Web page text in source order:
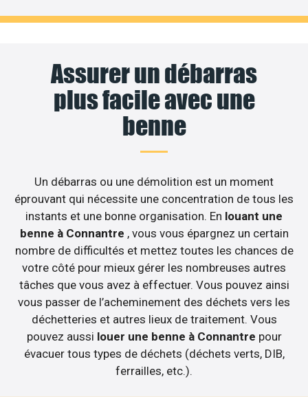
Assurer un débarras
plus facile avec une
benne
Un débarras ou une démolition est un moment
éprouvant qui nécessite une concentration de tous les
instants et une bonne organisation. En louant une
benne à Connantre , vous vous épargnez un certain
nombre de difficultés et mettez toutes les chances de
votre côté pour mieux gérer les nombreuses autres
tâches que vous avez à effectuer. Vous pouvez ainsi
vous passer de l’acheminement des déchets vers les
déchetteries et autres lieux de traitement. Vous
pouvez aussi louer une benne à Connantre pour
évacuer tous types de déchets (déchets verts, DIB,
ferrailles, etc.).